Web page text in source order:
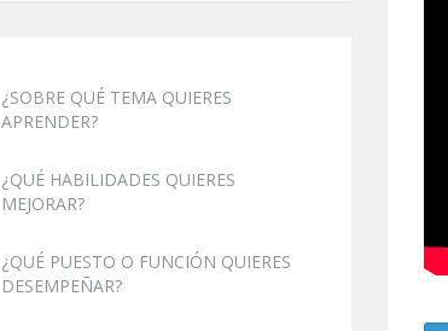
¿SOBRE QUÉ TEMA QUIERES
APRENDER?
¿QUÉ HABILIDADES QUIERES
MEJORAR?
¿QUÉ PUESTO O FUNCIÓN QUIERES
DESEMPEÑAR?